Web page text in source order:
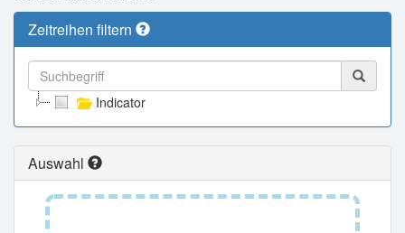
Zeitreihen filtern
Indicator
Auswahl